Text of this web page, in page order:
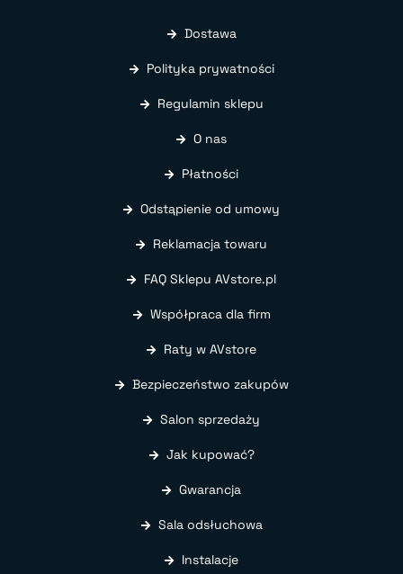
Dostawa
Polityka prywatności
Regulamin sklepu
O nas
Płatności
Odstąpienie od umowy
Reklamacja towaru
FAQ Sklepu AVstore.pl
Współpraca dla firm
Raty w AVstore
Bezpieczeństwo zakupów
Salon sprzedaży
Jak kupować?
Gwarancja
Sala odsłuchowa
Instalacje